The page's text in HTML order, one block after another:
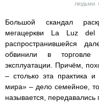
людьми.
Большой скандал
мегацеркви La Luz
распространившейся
обвинили в
эксплуатации. Причём,
– столько эта практика
мира» – дело семейное,
называется, передавались